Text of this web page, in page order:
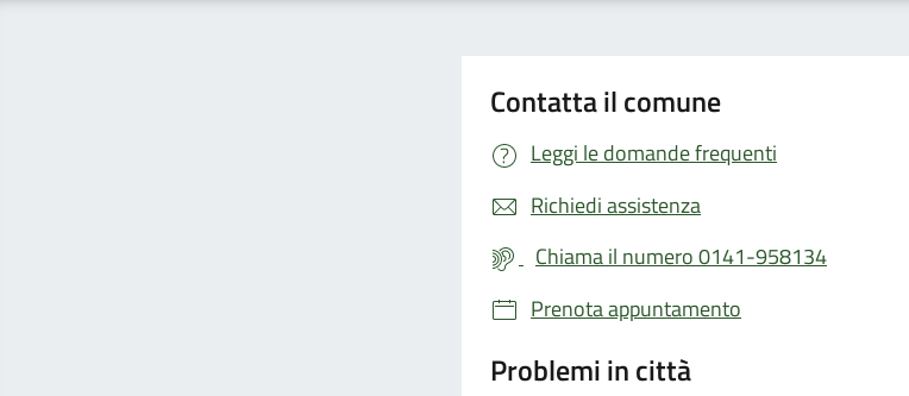
Contatta il comune
Leggi le domande frequenti
Richiedi assistenza
Chiama il numero 0141-958134
Prenota appuntamento
Problemi in città